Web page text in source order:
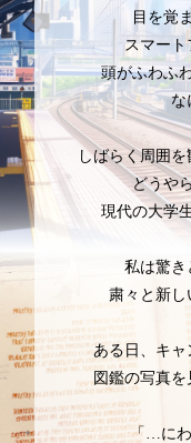
目を覚
スマート
頭がふわふ
な
しばらく周囲
どうや
現代の大学
私は驚き
粛々と新し
ある日、キ
図鑑の写真を
「…に